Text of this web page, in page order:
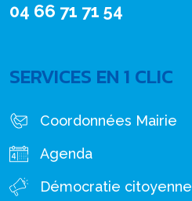
04 66 71 71 54
SERVICES EN 1 CLIC
Coordonnées Mairie
Agenda
Démocratie citoyenne